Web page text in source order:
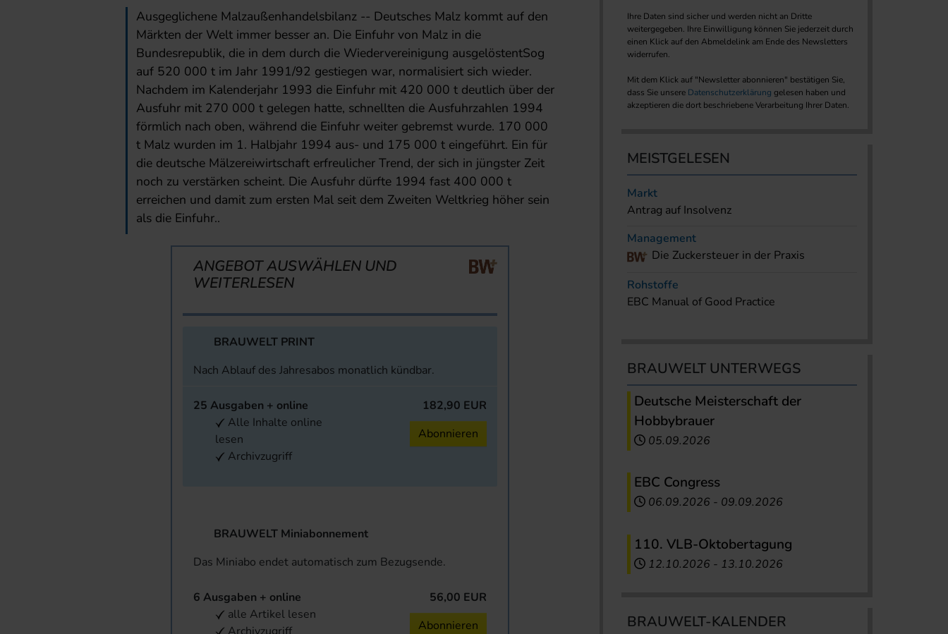
Ausgeglichene Malzaußenhandelsbilanz -- Deutsches Malz kommt auf den
Märkten der Welt immer besser an. Die Einfuhr von Malz in die
Bundesrepublik, die in dem durch die Wiedervereinigung ausgelöstentSog
auf 520 000 t im Jahr 1991/92 gestiegen war, normalisiert sich wieder.
Nachdem im Kalenderjahr 1993 die Einfuhr mit 420 000 t deutlich über der
Ausfuhr mit 270 000 t gelegen hatte, schnellten die Ausfuhrzahlen 1994
förmlich nach oben, während die Einfuhr weiter gebremst wurde. 170 000
t Malz wurden im 1. Halbjahr 1994 aus- und 175 000 t eingeführt. Ein für
die deutsche Mälzereiwirtschaft erfreulicher Trend, der sich in jüngster Zeit
noch zu verstärken scheint. Die Ausfuhr dürfte 1994 fast 400 000 t
erreichen und damit zum ersten Mal seit dem Zweiten Weltkrieg höher sein
als die Einfuhr..
ANGEBOT AUSWÄHLEN UND
WEITERLESEN
BRAUWELT PRINT
Nach Ablauf des Jahresabos monatlich kündbar.
25 Ausgaben + online
Alle Inhalte online
lesen
Archivzugriff
182,90 EUR
Abonnieren
BRAUWELT Miniabonnement
Das Miniabo endet automatisch zum Bezugsende.
6 Ausgaben + online
alle Artikel lesen
56,00 EUR
Abonnieren
Ihre Daten sind sicher und werden nicht an Dritte
weitergegeben. Ihre Einwilligung können Sie jederzeit durch
einen Klick auf den Abmeldelink am Ende des Newsletters
widerrufen.
Mit dem Klick auf "Newsletter abonnieren" bestätigen Sie,
dass Sie unsere Datenschutzerklärung gelesen haben und
akzeptieren die dort beschriebene Verarbeitung Ihrer Daten.
MEISTGELESEN
Markt
Antrag auf Insolvenz
Management
Die Zuckersteuer in der Praxis
Rohstoffe
EBC Manual of Good Practice
BRAUWELT UNTERWEGS
Deutsche Meisterschaft der
Hobbybrauer
05.09.2026
EBC Congress
06.09.2026 - 09.09.2026
110. VLB-Oktobertagung
12.10.2026 - 13.10.2026
BRAUWELT-KALENDER